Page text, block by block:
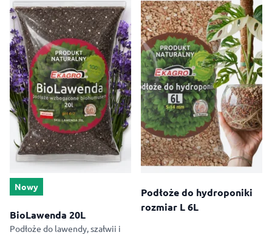
Nowy
BioLawenda 20L
Podłoże do lawendy, szałwii i
Podłoże do hydroponiki
rozmiar L 6L